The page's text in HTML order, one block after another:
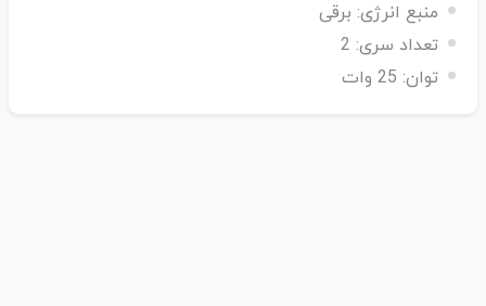
منبع انرژی: برقی
تعداد سری: 2
توان: 25 وات